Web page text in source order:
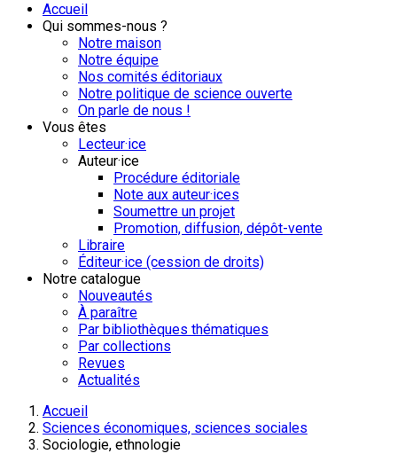
Accueil
Qui sommes-nous ?
Notre maison
Notre équipe
Nos comités éditoriaux
Notre politique de science ouverte
On parle de nous !
Vous êtes
Lecteur·ice
Auteur·ice
Procédure éditoriale
Note aux auteur·ices
Soumettre un projet
Promotion, diffusion, dépôt-vente
Libraire
Éditeur·ice (cession de droits)
Notre catalogue
Nouveautés
À paraître
Par bibliothèques thématiques
Par collections
Revues
Actualités
Accueil
Sciences économiques, sciences sociales
Sociologie, ethnologie